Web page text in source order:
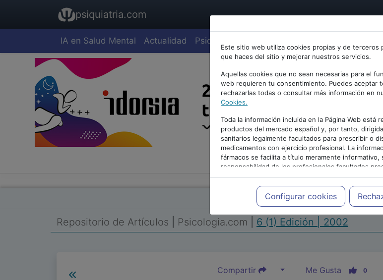
psiquiatria.com
IA en Salud Mental Actualidad Psiquiatría
Este sitio web utiliza cookies propias y de terceros
que haces del sitio y mejorar nuestros servicios.
Aquellas cookies que no sean necesarias para el
web requieren tu consentimiento. Puedes aceptar
rechazarlas todas o consultar más información en
Cookies.
Toda la información incluida en la Página Web está
productos del mercado español y, por tanto,
sanitarios legalmente facultados para prescribir o
medicamentos con ejercicio profesional. La
fármacos se facilita a título meramente informativo,
responsabilidad de los profesionales facultados
medicamentos y decidir, en cada caso concreto, el
adecuado a las necesidades del paciente.
Configurar cookies
PUBLICIDAD
Repositorio de Artículos Psicologia.com 6 (1) Edición | 2002
Compartir Me Gusta 0